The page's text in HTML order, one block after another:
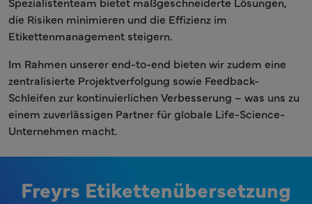
die Risiken minimieren und die Effizienz im
Etikettenmanagement steigern.
Im Rahmen unserer end-to-end bieten wir zudem eine
zentralisierte Projektverfolgung sowie Feedback-
Schleifen zur kontinuierlichen Verbesserung – was uns zu
einem zuverlässigen Partner für globale Life-Science-
Unternehmen macht.
Freyrs Etikettenübersetzung